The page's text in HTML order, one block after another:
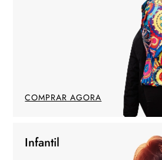
COMPRAR AGORA
Infantil